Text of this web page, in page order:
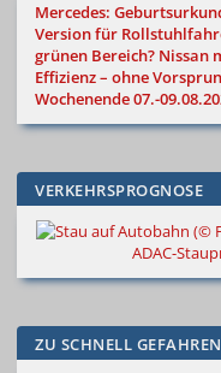
Mercedes:
Version für
grünen Bereich? Nissan
Effizienz – ohne
Wochenende 07.-
VERKEHRSPROGNOSE
ADAC-
ZU SCHNELL